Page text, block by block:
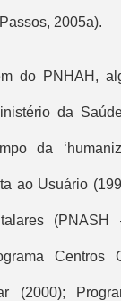
2005a).
do PNHAH,
da
da ‘
ao Usuário
(PNASH
Centros
(2000);